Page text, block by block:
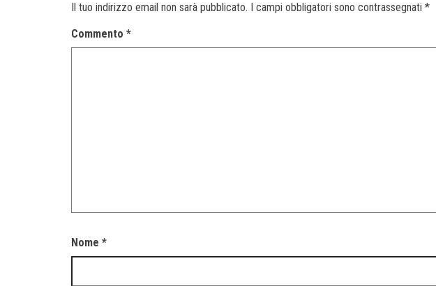
Il tuo indirizzo email non sarà pubblicato. I campi obbligatori sono contrassegnati *
Commento *
Nome *